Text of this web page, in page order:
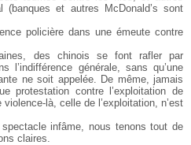
et autres McDonald’s sont
policière dans une émeute contre
des chinois se font rafler par
générale, sans qu’une
ne soit appelée. De même, jamais
protestation contre l’exploitation de
là, celle de l’exploitation, n’est
infâme, nous tenons tout de
claires.